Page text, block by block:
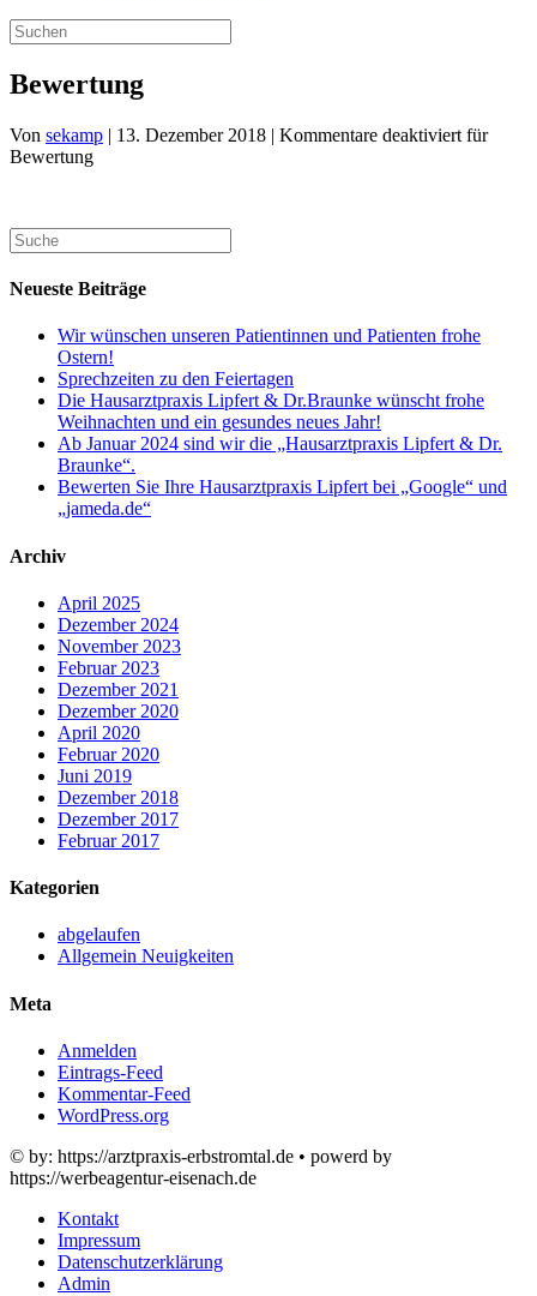
Bewertung
Von sekamp | 13. Dezember 2018 | Kommentare deaktiviert für
Bewertung
Neueste Beiträge
Wir wünschen unseren Patientinnen und Patienten frohe
Ostern!
Sprechzeiten zu den Feiertagen
Die Hausarztpraxis Lipfert & Dr.Braunke wünscht frohe
Weihnachten und ein gesundes neues Jahr!
Ab Januar 2024 sind wir die „Hausarztpraxis Lipfert & Dr.
Braunke“.
Bewerten Sie Ihre Hausarztpraxis Lipfert bei „Google“ und
„jameda.de“
Archiv
April 2025
Dezember 2024
November 2023
Februar 2023
Dezember 2021
Dezember 2020
April 2020
Februar 2020
Juni 2019
Dezember 2018
Dezember 2017
Februar 2017
Kategorien
abgelaufen
Allgemein Neuigkeiten
Meta
Anmelden
Eintrags-Feed
Kommentar-Feed
WordPress.org
© by: https://arztpraxis-erbstromtal.de • powerd by
https://werbeagentur-eisenach.de
Kontakt
Impressum
Datenschutzerklärung
Admin